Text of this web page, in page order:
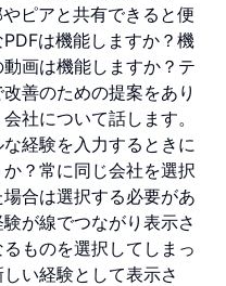
ピアと共有できると便
は機能しますか？機
画は機能しますか？テ
善のための提案をあり
社について話します。
経験を入力するときに
？常に同じ会社を選択
合は選択する必要があ
が線でつながり表示さ
ものを選択してしまっ
い経験として表示さ